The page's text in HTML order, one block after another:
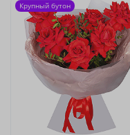
Крупный бутон